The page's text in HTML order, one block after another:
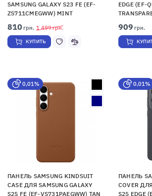
SAMSUNG GALAXY S23 FE (EF-
ZS711CMEGWW) MINT
1 499грн.
810 грн.
КУПИТЬ
EDGE (EF-
909 грн.
0,01%
ПАНЕЛЬ SAMSUNG KINDSUIT
CASE ДЛЯ SAMSUNG GALAXY
S25 FE (EF-VS731PAEGWW) TAN
0,01%
ПАНЕЛЬ
COVER
S25 EDGE